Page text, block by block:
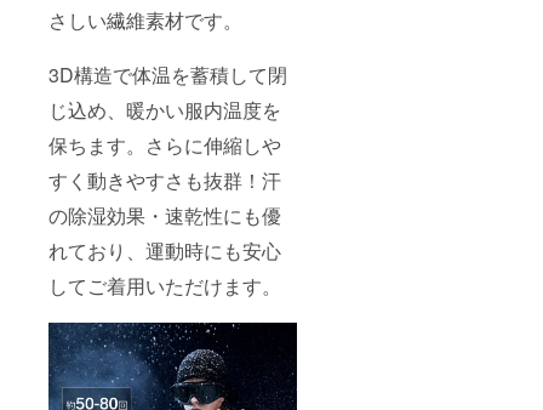
さしい繊維素材です。
3D構造で体温を蓄積して閉
じ込め、暖かい服内温度を
保ちます。さらに伸縮しや
すく動きやすさも抜群！汗
の除湿効果・速乾性にも優
れており、運動時にも安心
してご着用いただけます。